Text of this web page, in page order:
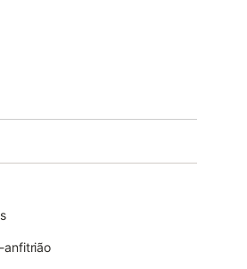
anfitrião